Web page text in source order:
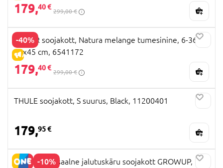
179,40 €
299,00 €
-40%
ALLAHINDLUS
KAISER soojakott, Natura melange tumesinine, 6-36 k.,
85x45 cm, 6541172
179,40 €
299,00 €
THULE soojakott, S suurus, Black, 11200401
179,95 €
-10%
MILLI universaalne jalutuskäru soojakott GROWUP,